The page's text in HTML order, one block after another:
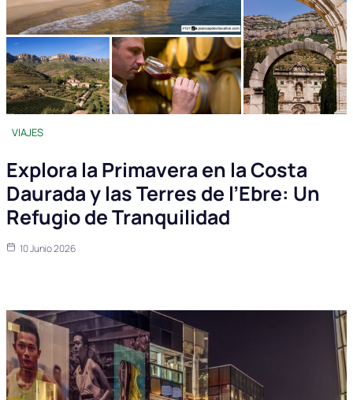
VIAJES
Explora la Primavera en la Costa
Daurada y las Terres de l’Ebre: Un
Refugio de Tranquilidad
10 Junio 2026